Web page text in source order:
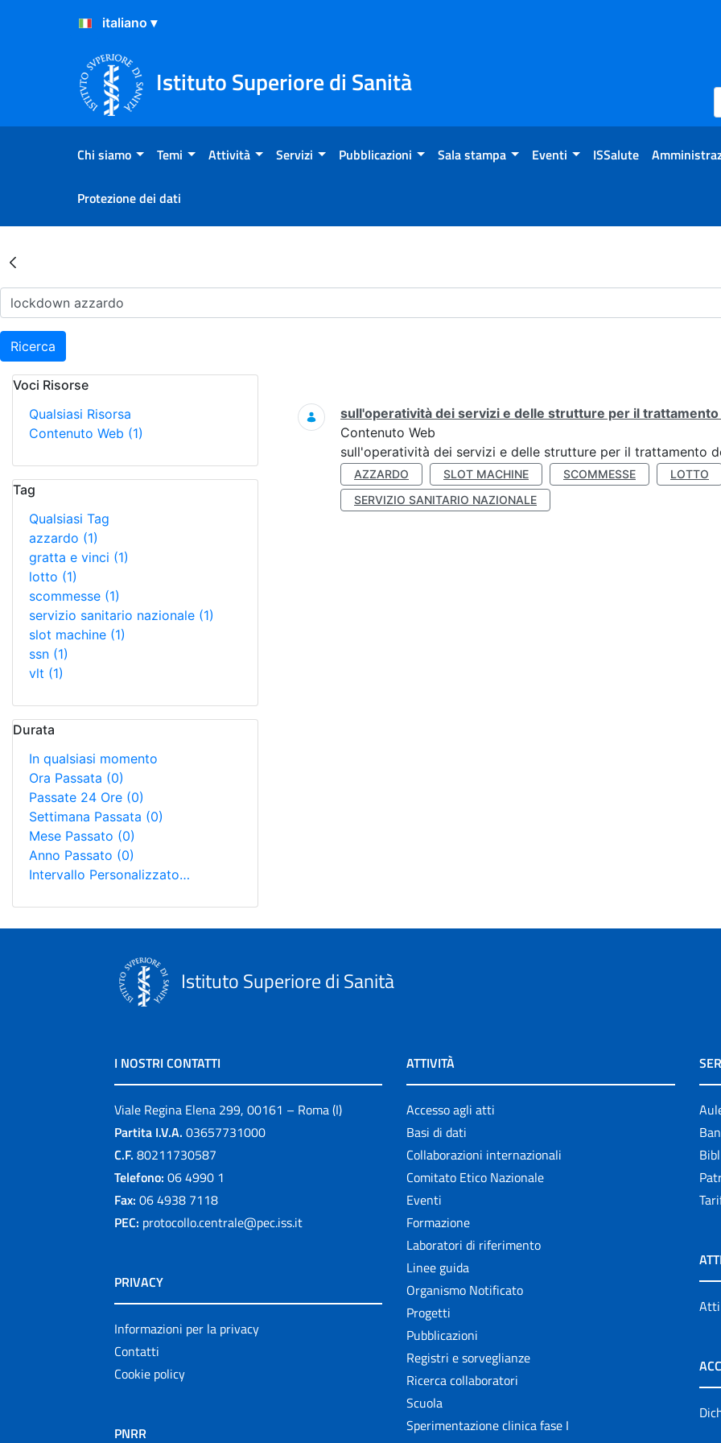
Salta al Contenuto
Salta al Footer
Istituto Superiore di Sanità
Chi siamo Temi Attività Servizi Pubblicazioni Sala stampa Eventi ISSalute
Protezione dei dati
Risultati della Ricerca - Archivio
Ricerca
Voci Risorse
Qualsiasi Risorsa
Contenuto Web (1)
Tag
Qualsiasi Tag
azzardo (1)
gratta e vinci (1)
lotto (1)
scommesse (1)
servizio sanitario nazionale (1)
slot machine (1)
ssn (1)
vlt (1)
Durata
In qualsiasi momento
Ora Passata (0)
Passate 24 Ore (0)
Settimana Passata (0)
Mese Passato (0)
Anno Passato (0)
Intervallo Personalizzato…
Ricerca
sull'operatività dei servizi e delle strutture per il
Contenuto Web
sull'operatività dei servizi e delle strutture per il trattamento
AZZARDO SLOT MACHINE SCOMMESSE
LOTTO
SERVIZIO SANITARIO NAZIONALE
Istituto Superiore di Sanità
I NOSTRI CONTATTI
Viale Regina Elena 299, 00161 – Roma (I)
Partita I.V.A. 03657731000
C.F. 80211730587
Telefono: 06 4990 1
Fax: 06 4938 7118
PEC: protocollo.centrale@pec.iss.it
PRIVACY
Informazioni per la privacy
Contatti
Cookie policy
PNRR
ATTIVITÀ
Accesso agli atti
Basi di dati
Collaborazioni internazionali
Comitato Etico Nazionale
Eventi
Formazione
Laboratori di riferimento
Linee guida
Organismo Notificato
Progetti
Pubblicazioni
Registri e sorveglianze
Ricerca collaboratori
Scuola
Sperimentazione clinica fase I
Atti